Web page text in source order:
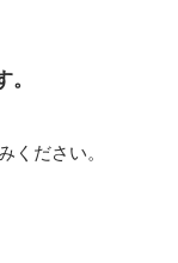
ださい。